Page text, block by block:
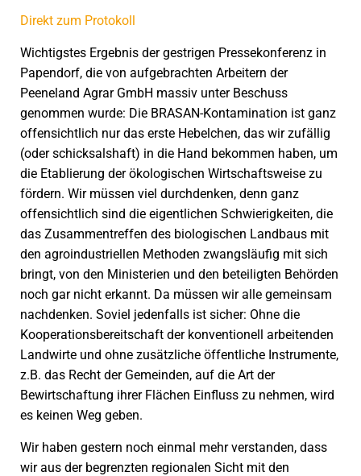
Direkt zum Protokoll
Wichtigstes Ergebnis der gestrigen Pressekonferenz in
Papendorf, die von aufgebrachten Arbeitern der
Peeneland Agrar GmbH massiv unter Beschuss
genommen wurde: Die BRASAN-Kontamination ist ganz
offensichtlich nur das erste Hebelchen, das wir zufällig
(oder schicksalshaft) in die Hand bekommen haben, um
die Etablierung der ökologischen Wirtschaftsweise zu
fördern. Wir müssen viel durchdenken, denn ganz
offensichtlich sind die eigentlichen Schwierigkeiten, die
das Zusammentreffen des biologischen Landbaus mit
den agroindustriellen Methoden zwangsläufig mit sich
bringt, von den Ministerien und den beteiligten Behörden
noch gar nicht erkannt. Da müssen wir alle gemeinsam
nachdenken. Soviel jedenfalls ist sicher: Ohne die
Kooperationsbereitschaft der konventionell arbeitenden
Landwirte und ohne zusätzliche öffentliche Instrumente,
z.B. das Recht der Gemeinden, auf die Art der
Bewirtschaftung ihrer Flächen Einfluss zu nehmen, wird
es keinen Weg geben.
Wir haben gestern noch einmal mehr verstanden, dass
wir aus der begrenzten regionalen Sicht mit den